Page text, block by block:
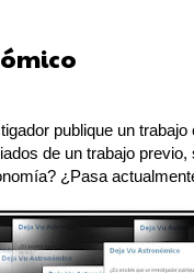
publique un
de un trabajo
¿Pasa